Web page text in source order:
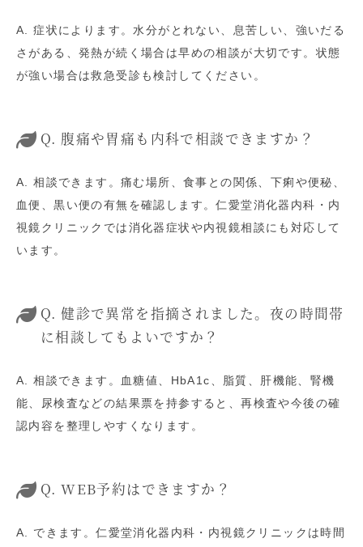
A. 症状によります。水分がとれない、息苦しい、強いだる
さがある、発熱が続く場合は早めの相談が大切です。状態
が強い場合は救急受診も検討してください。
Q. 腹痛や胃痛も内科で相談できますか？
A. 相談できます。痛む場所、食事との関係、下痢や便秘、
血便、黒い便の有無を確認します。仁愛堂消化器内科・内
視鏡クリニックでは消化器症状や内視鏡相談にも対応して
います。
Q. 健診で異常を指摘されました。夜の時間帯
に相談してもよいですか？
A. 相談できます。血糖値、HbA1c、脂質、肝機能、腎機
能、尿検査などの結果票を持参すると、再検査や今後の確
認内容を整理しやすくなります。
Q. WEB予約はできますか？
A. できます。仁愛堂消化器内科・内視鏡クリニックは時間